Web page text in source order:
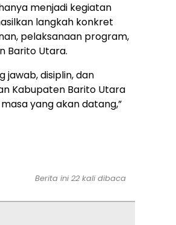
menjadi kegiatan
langkah konkret
pelaksanaan program,
Barito Utara.
jawab, disiplin, dan
Kabupaten Barito Utara
yang akan datang,”
Berita ini 22 kali dibaca